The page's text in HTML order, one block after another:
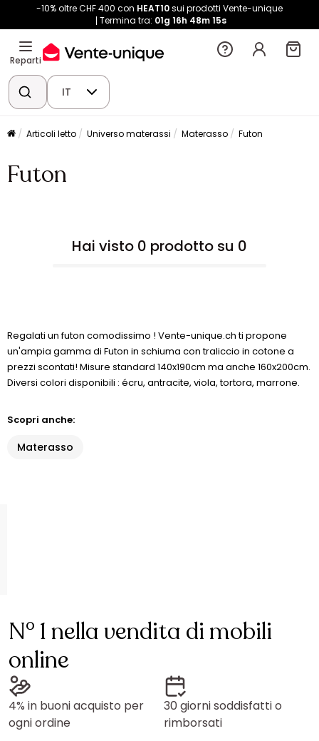
-10% oltre CHF 400 con HEAT10sui prodotti Vente-unique
Termina tra: 01g 16h 48m 13s
Reparti
IT
Articoli letto Universo materassi Materasso Futon
Futon
Hai visto 0 prodotto su 0
Regalati un futon comodissimo ! Vente-unique.ch ti propone
un'ampia gamma di Futon in schiuma con traliccio in cotone a
prezzi scontati! Misure standard 140x190cm ma anche 160x200cm.
Diversi colori disponibili : écru, antracite, viola, tortora, marrone.
Scopri anche:
Materasso
N° 1 nella vendita di mobili
online
4% in buoni acquisto per
ogni ordine
30 giorni soddisfatti o
rimborsati